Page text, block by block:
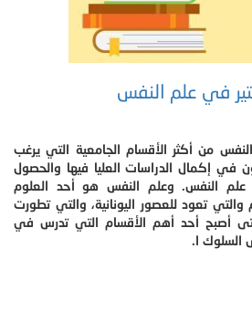
في علم النفس
من أكثر الأقسام الجامعية التي يرغب
في إكمال الدراسات العليا فيها والحصول
علم النفس. وعلم النفس هو أحد العلوم
والتي تعود للعصور اليونانية، والتي تطورت
أصبح أحد أهم الأقسام التي تدرس في
السلوك ا.